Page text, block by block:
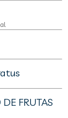
FRUTAS